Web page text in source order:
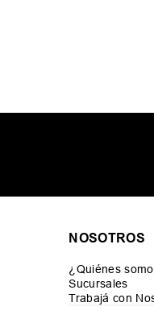
NOSOTROS
¿Quiénes
Sucursales
Trabajá con